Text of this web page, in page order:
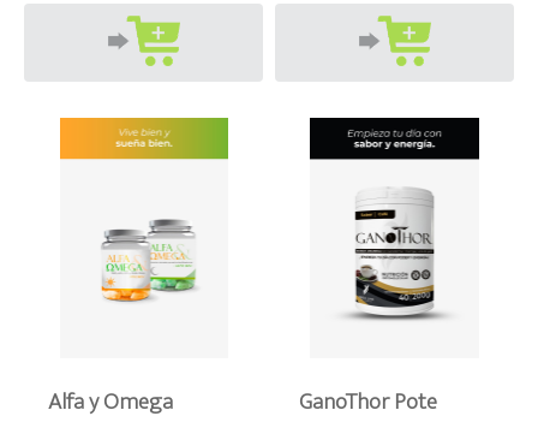
Alfa y Omega GanoThor Pote